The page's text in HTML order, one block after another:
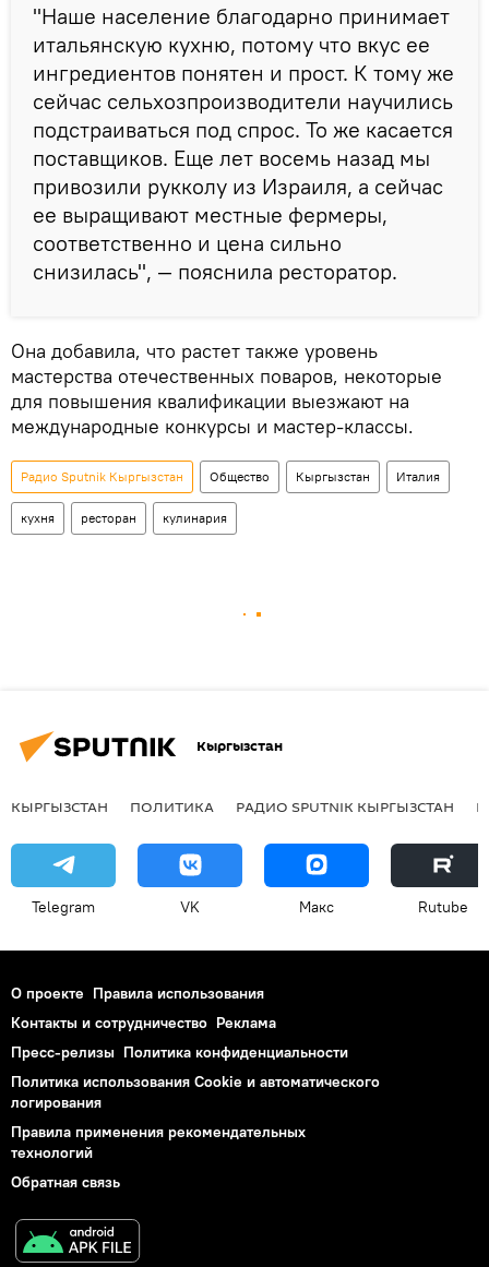
"Наше население благодарно принимает
итальянскую кухню, потому что вкус ее
ингредиентов понятен и прост. К тому же
сейчас сельхозпроизводители научились
подстраиваться под спрос. То же касается
поставщиков. Еще лет восемь назад мы
привозили рукколу из Израиля, а сейчас
ее выращивают местные фермеры,
соответственно и цена сильно
снизилась", — пояснила ресторатор.
Она добавила, что растет также уровень
мастерства отечественных поваров, некоторые
для повышения квалификации выезжают на
международные конкурсы и мастер-классы.
Радио Sputnik Кыргызстан Общество Кыргызстан Италия
кухня ресторан кулинария
Кыргызстан
КЫРГЫЗСТАН ПОЛИТИКА РАДИО SPUTNIK КЫРГЫЗСТАН
Telegram VK Макс Rutube
О проекте Правила использования
Контакты и сотрудничество Реклама
Пресс-релизы Политика конфиденциальности
Политика использования Cookie и автоматического
логирования
Правила применения рекомендательных
технологий
Обратная связь